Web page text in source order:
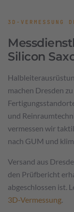
3D-VERMESSUNG
Silicon
machen Dresden
und
vermessen wir
nach GUM und
Versand aus
den Prüfbericht
abgeschlossen ist.
3D-Vermessung.